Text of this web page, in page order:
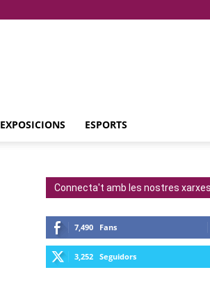
EXPOSICIONS ESPORTS
Connecta't amb les nostres xarxes
7,490 Fans
3,252 Seguidors